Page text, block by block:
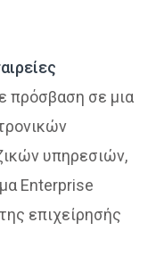
πρόσβαση σε μια
υπηρεσιών,
Enterprise
επιχείρησής